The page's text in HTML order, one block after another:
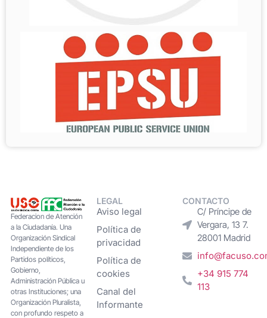
Federacion de Atención
a la Ciudadanía. Una
Organización Sindical
Independiente de los
Partidos políticos,
Gobierno,
Administración Pública u
otras Instituciones; una
Organización Pluralista,
con profundo respeto a
LEGAL
Aviso legal
Política de
privacidad
Política de
cookies
Canal del
Informante
CONTACTO
C/ Príncipe de
Vergara, 13 7.
28001 Madrid
+34 915 774
113